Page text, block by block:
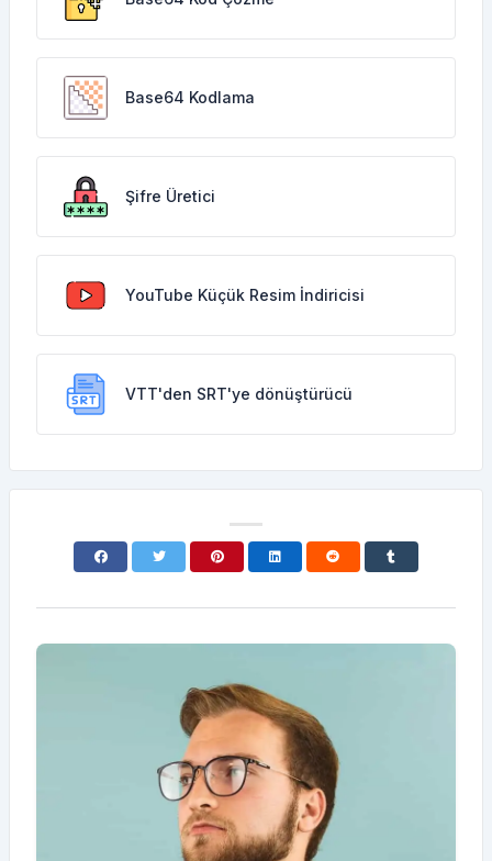
Base64 Kodlama
Şifre Üretici
YouTube Küçük Resim İndiricisi
VTT'den SRT'ye dönüştürücü